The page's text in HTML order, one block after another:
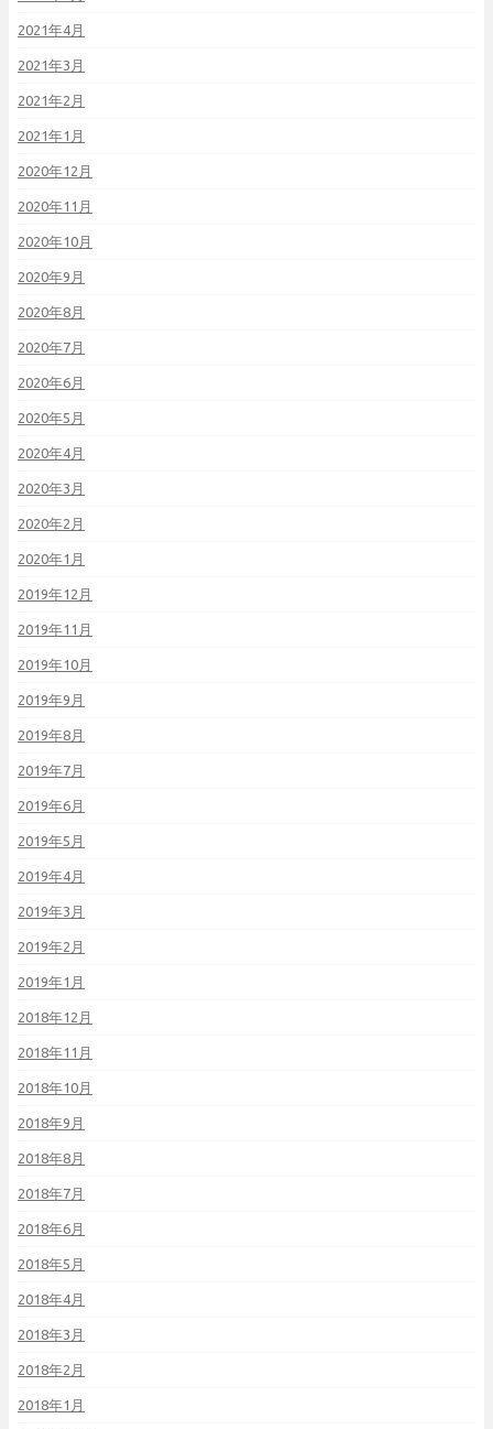
2021年4月
2021年3月
2021年2月
2021年1月
2020年12月
2020年11月
2020年10月
2020年9月
2020年8月
2020年7月
2020年6月
2020年5月
2020年4月
2020年3月
2020年2月
2020年1月
2019年12月
2019年11月
2019年10月
2019年9月
2019年8月
2019年7月
2019年6月
2019年5月
2019年4月
2019年3月
2019年2月
2019年1月
2018年12月
2018年11月
2018年10月
2018年9月
2018年8月
2018年7月
2018年6月
2018年5月
2018年4月
2018年3月
2018年2月
2018年1月